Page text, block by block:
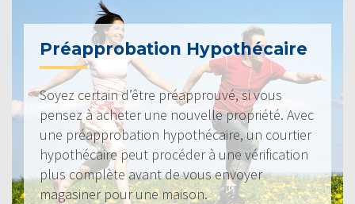
Préapprobation Hypothécaire
Soyez certain d’être préapprouvé, si vous
pensez à acheter une nouvelle propriété. Avec
une préapprobation hypothécaire, un courtier
hypothécaire peut procéder à une vérification
plus complète avant de vous envoyer
magasiner pour une maison.